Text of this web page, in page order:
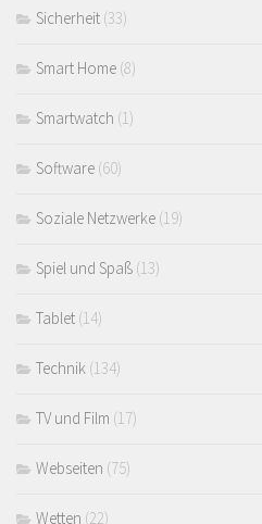
Sicherheit (33)
Smart Home (8)
Smartwatch (1)
Software (60)
Soziale Netzwerke (19)
Spiel und Spaß (13)
Tablet (14)
Technik (134)
TV und Film (17)
Webseiten (75)
Wetten (22)